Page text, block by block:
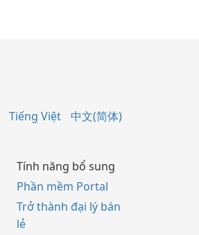
Tiếng Việt
中文(简体)
Tính năng bổ sung
Phần mềm Portal
Trở thành đại lý bán
lẻ